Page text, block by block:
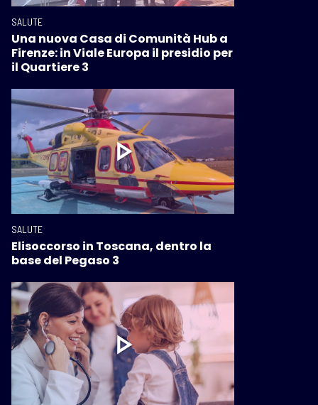
SALUTE
Una nuova Casa di Comunità Hub a
Firenze: in Viale Europa il presidio per
il Quartiere 3
SALUTE
Elisoccorso in Toscana, dentro la
base del Pegaso 3